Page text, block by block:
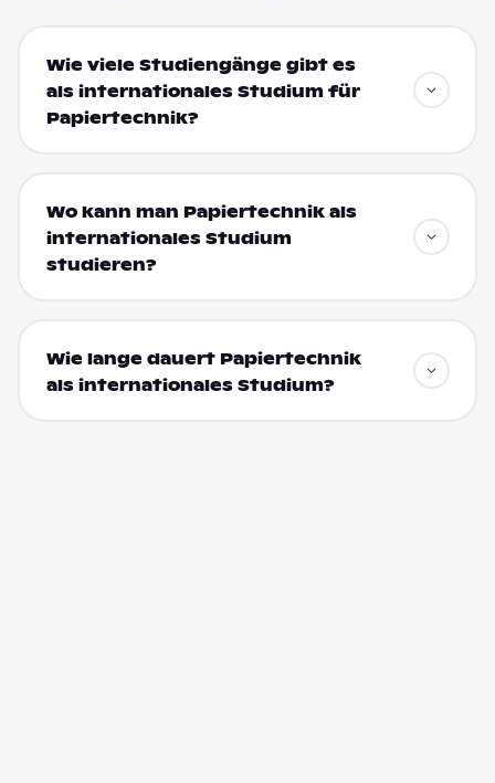
Wie viele Studiengänge gibt es
als internationales Studium für
Papiertechnik?
Wo kann man Papiertechnik als
internationales Studium
studieren?
Wie lange dauert Papiertechnik
als internationales Studium?